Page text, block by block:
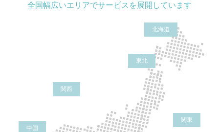
全国幅広いエリアでサービスを展開しています
中国
北海道
東北
関東
関西